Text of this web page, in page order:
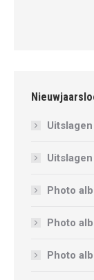
Photo
Photo
Photo